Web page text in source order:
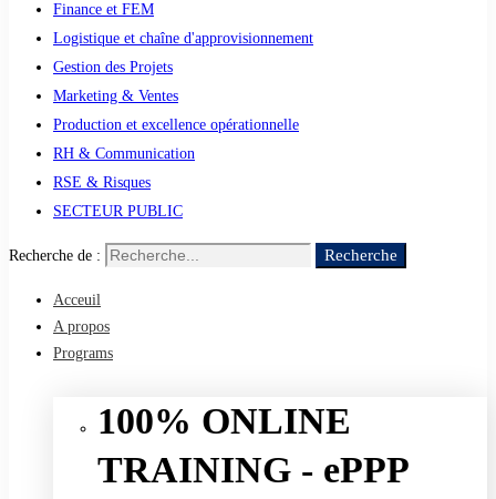
Finance et FEM
Logistique et chaîne d'approvisionnement
Gestion des Projets
Marketing & Ventes
Production et excellence opérationnelle
RH & Communication
RSE & Risques
SECTEUR PUBLIC
Recherche de : Recherche
Acceuil
A propos
Programs
100% ONLINE
TRAINING - ePPP